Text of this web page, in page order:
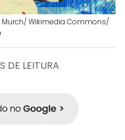
Murch/ Wikimedia Commons/
DE LEITURA